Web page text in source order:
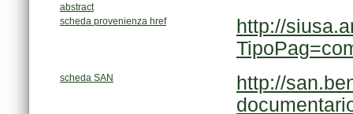
abstract
scheda provenienza href
scheda SAN